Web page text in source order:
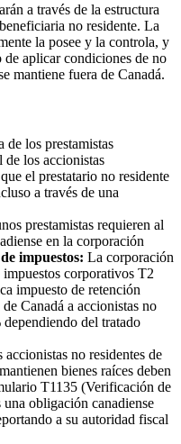
a través de la estructura
no residente. La
la posee y la controla, y
de aplicar condiciones de no
mantiene fuera de Canadá.
de los prestamistas
de los accionistas
el prestatario no residente
a través de una
prestamistas requieren al
en la corporación
impuestos: La corporación
impuestos corporativos T2
impuesto de retención
Canadá a accionistas no
del tratado
accionistas no residentes de
bienes raíces deben
T1135 (Verificación de
obligación canadiense
a su autoridad fiscal